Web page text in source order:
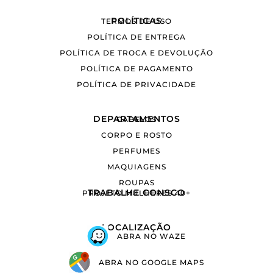
POLÍTICAS
TERMOS DE USO
POLÍTICA DE ENTREGA
POLÍTICA DE TROCA E DEVOLUÇÃO
POLÍTICA DE PAGAMENTO
POLÍTICA DE PRIVACIDADE
DEPARTAMENTOS
CABELOS
CORPO E ROSTO
PERFUMES
MAQUIAGENS
ROUPAS
TRABALHE CONSCO
PROJETO MULHERES 40+
LOCALIZAÇÃO
ABRA NO WAZE
ABRA NO GOOGLE MAPS